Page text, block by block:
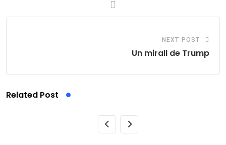
NEXT POST
Un mirall de Trump
Related Post